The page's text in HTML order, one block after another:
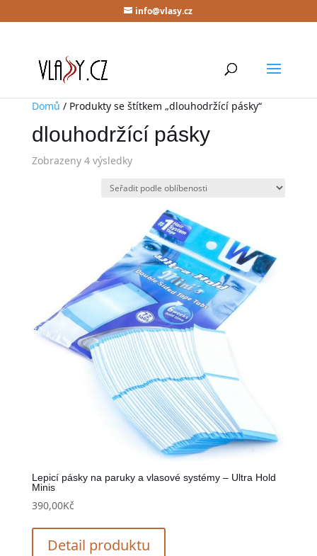
info@vlasy.cz
Domů / Produkty se štítkem „dlouhodržící pásky“
dlouhodržící pásky
Zobrazeny 4 výsledky
Lepicí pásky na paruky a vlasové systémy – Ultra Hold
Minis
390,00Kč
Detail produktu